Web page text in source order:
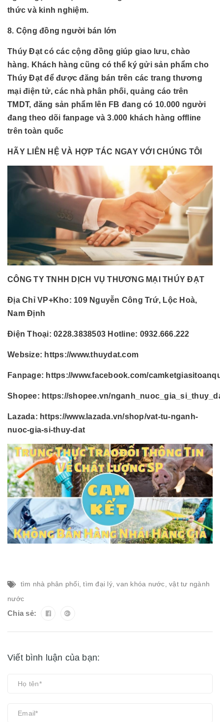
thức và kinh nghiệm.
8. Cộng đồng người bán lớn
Thúy Đạt có các cộng đồng giúp giao lưu, chào
hàng. Khách hàng cũng có thể ký gửi sản phẩm cho
Thúy Đạt để được đăng bán trên các trang thương
mại điện tử, các nhà phân phối, quảng cáo trên
TMDT, đăng sản phẩm lên FB đang có 10.000 người
đang theo dõi fanpage và 3.000 khách hàng offline
trên toàn quốc
HÃY LIÊN HỆ VÀ HỢP TÁC NGAY VỚI CHÚNG TÔI
CÔNG TY TNHH DỊCH VỤ THƯƠNG MẠI THÚY ĐẠT
Địa Chỉ VP+Kho: 109 Nguyễn Công Trứ, Lộc Hoà,
Nam Định
Điện Thoại: 0228.3838503 Hotline: 0932.666.222
Websize: https://www.thuydat.com
Fanpage: https://www.facebook.com/
Shopee: https://shopee.vn/
Lazada: https://www.lazada.vn/shop/vat-tu-nganh-
nuoc-gia-si-thuy-dat
tìm nhà phân phối,tìm đại lý,van khóa nước, vật tư ngành
nước
Chia sẻ:
Viết bình luận của bạn: